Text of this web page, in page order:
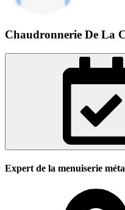
Chaudronnerie De La
Expert de la menuiserie